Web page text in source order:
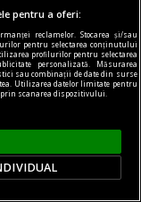
pentru
produs
este dată de
Pentru
la o simplă
pentru a oferi:
reclamelor. Stocarea și/sau
pentru selectarea conținutului
profilurilor pentru selectarea
personalizată. Măsurarea
sau combinații de date din surse
Utilizarea datelor limitate pentru
prin scanarea dispozitivului.